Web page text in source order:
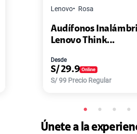
Master G Negro
Pack de 2 Power
Master-G ...
Desde
S/ 77.9
S/168Precio Regular
Únete a la